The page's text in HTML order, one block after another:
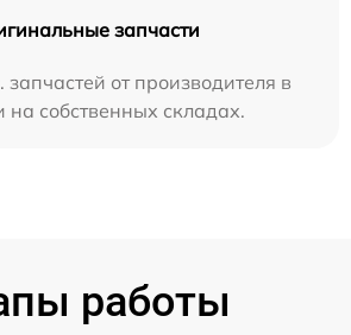
запчасти
запчастей от производителя в
на собственных складах.
работы